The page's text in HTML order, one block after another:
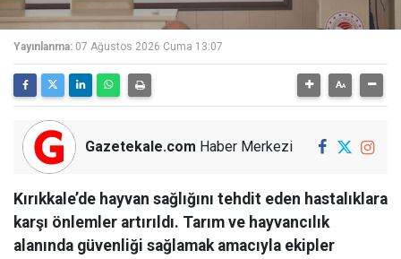
Yayınlanma: 07 Ağustos 2026 Cuma 13:07
Gazetekale.com Haber Merkezi
Kırıkkale’de hayvan sağlığını tehdit eden hastalıklara
karşı önlemler artırıldı. Tarım ve hayvancılık
alanında güvenliği sağlamak amacıyla ekipler